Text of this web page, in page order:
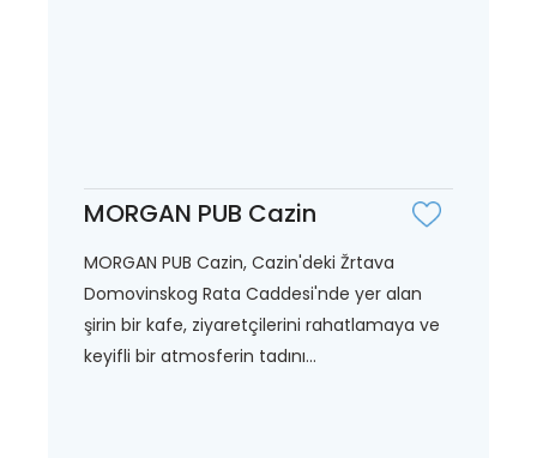
MORGAN PUB Cazin
MORGAN PUB Cazin, Cazin'deki Žrtava
Domovinskog Rata Caddesi'nde yer alan
şirin bir kafe, ziyaretçilerini rahatlamaya ve
keyifli bir atmosferin tadını...